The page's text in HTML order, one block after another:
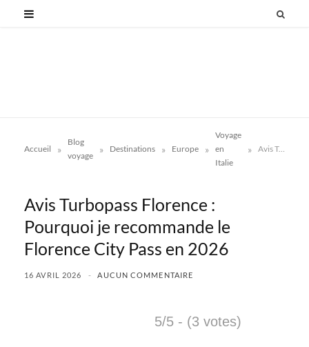
Accueil »
Blog
voyage
» Destinations » Europe »
Voyage
en
Italie
» Avis Turbopass Florence : Pourquoi je recommande le Florence City Pass en 2026
Avis Turbopass Florence :
Pourquoi je recommande le
Florence City Pass en 2026
16 AVRIL 2026 AUCUN COMMENTAIRE
5/5 - (3 votes)